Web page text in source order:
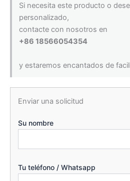
Si necesita este producto o
personalizado,
contacte con nosotros en
+86 18566054354
y estaremos encantados de
Enviar una solicitud
Su nombre
Tu teléfono / Whatsapp